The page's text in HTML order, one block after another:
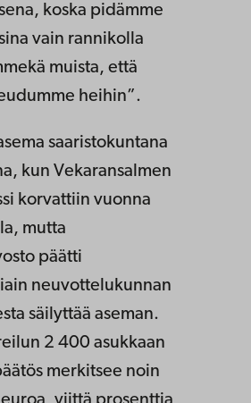
koska pidämme
vain rannikolla
muista, että
heihin”.
saaristokuntana
kun Vekaransalmen
korvattiin vuonna
mutta
päätti
neuvottelukunnan
säilyttää aseman.
2 400 asukkaan
merkitsee noin